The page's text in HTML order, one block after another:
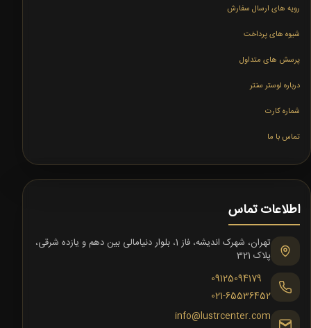
رویه های ارسال سفارش
شیوه های پرداخت
پرسش های متداول
درباره لوستر سنتر
شماره کارت
تماس با ما
اطلاعات تماس
تهران، شهرک اندیشه، فاز 1، بلوار دنیامالی بین دهم و یازده شرقی،
پلاک 321
09125094179
021-65536452
info@lustrcenter.com